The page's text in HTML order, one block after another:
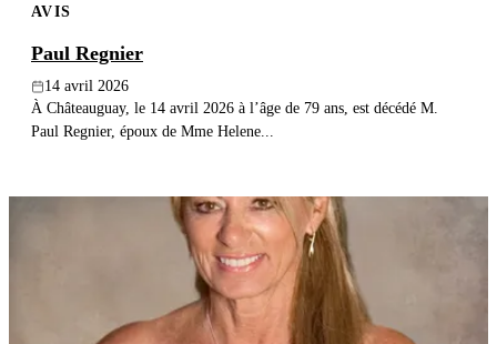
AVIS
Paul Regnier
14 avril 2026
À Châteauguay, le 14 avril 2026 à l’âge de 79 ans, est décédé M.
Paul Regnier, époux de Mme Helene...